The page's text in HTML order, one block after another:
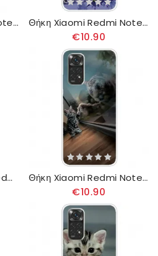
Θήκη Xiaomi Redmi Note 11 / 11S Puppy Dream Θήκη Xiaomi Redmi Note 11 / 11S Βασιλική Πεταλούδα
€10.90
θηκη κινητου Xiaomi Redmi Note 11 / 11S Βασιλικές Πεταλούδες Θήκη Xiaomi Redmi Note 11 / 11S Όνειρο Γατούλας
€10.90